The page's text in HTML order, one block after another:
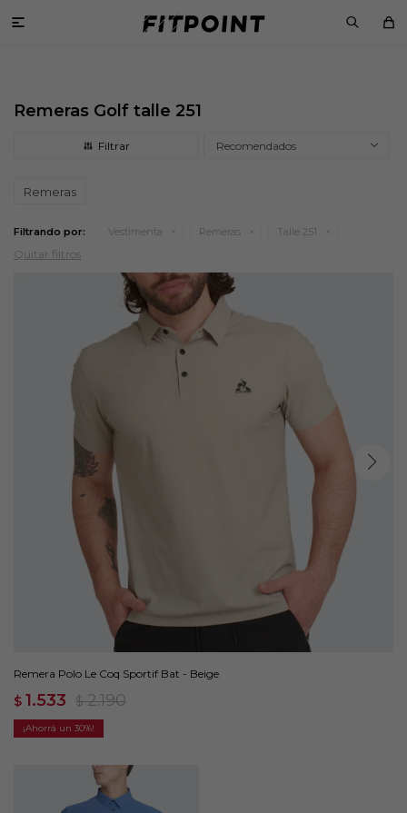

Remeras Golf talle 251
Recomendados
Remeras
Filtrando por: Vestimenta Remeras Talle 251
Quitar filtros
Remera Polo Le Coq Sportif Bat - Beige
$ 1.533 $ 2.190
30